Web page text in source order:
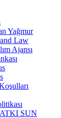
Yağmur
Law
Ajansı
SUN